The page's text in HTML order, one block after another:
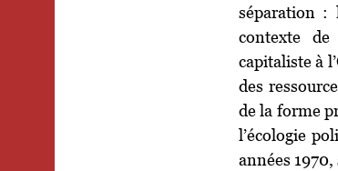
séparation :
contexte de
capitaliste à
des
de la forme
l’écologie
années